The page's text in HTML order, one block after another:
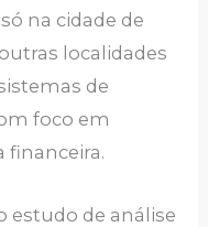
na cidade de
localidades
de
foco em
financeira.
estudo de análise